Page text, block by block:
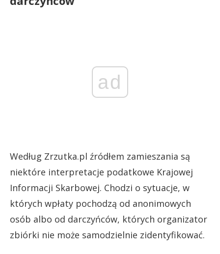
ad
Według Zrzutka.pl źródłem zamieszania są
niektóre interpretacje podatkowe Krajowej
Informacji Skarbowej. Chodzi o sytuacje, w
których wpłaty pochodzą od anonimowych
osób albo od darczyńców, których organizator
zbiórki nie może samodzielnie zidentyfikować.